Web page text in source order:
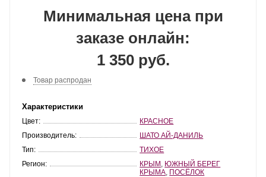
Минимальная цена при
заказе онлайн:
1 350 руб.
Товар распродан
Характеристики
Цвет:
КРАСНОЕ
Производитель:
ШАТО АЙ-ДАНИЛЬ
Тип:
ТИХОЕ
Регион:
КРЫМ ЮЖНЫЙ БЕРЕГ
КРЫМА ПОСЁЛОК